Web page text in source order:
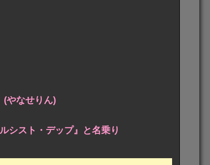
なせりん)
シスト・デップ』と名乗り